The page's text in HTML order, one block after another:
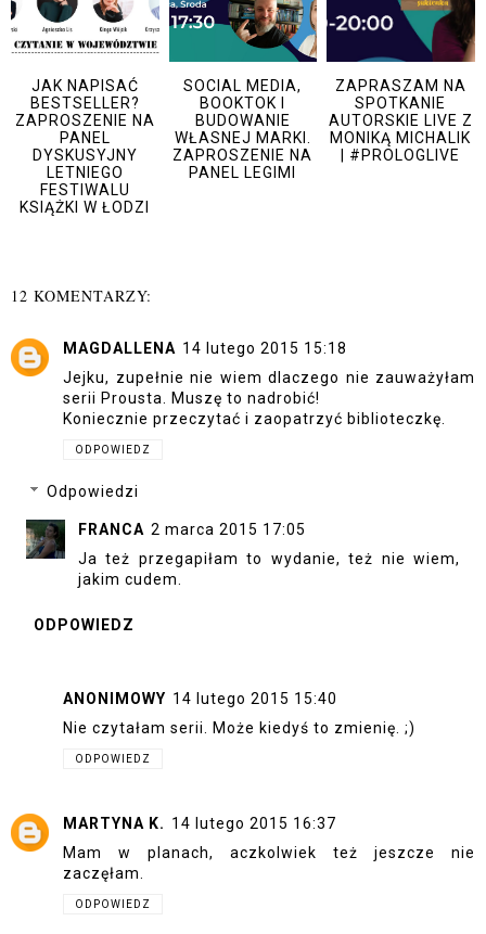
JAK NAPISAĆ
BESTSELLER?
ZAPROSZENIE NA
PANEL
DYSKUSYJNY
LETNIEGO
FESTIWALU
KSIĄŻKI W ŁODZI
SOCIAL MEDIA,
BOOKTOK I
BUDOWANIE
WŁASNEJ MARKI.
ZAPROSZENIE NA
PANEL LEGIMI
ZAPRASZAM NA
SPOTKANIE
AUTORSKIE LIVE Z
MONIKĄ MICHALIK
| #PROLOGLIVE
12 KOMENTARZY:
MAGDALLENA 14 lutego 2015 15:18
Jejku, zupełnie nie wiem dlaczego nie zauważyłam
serii Prousta. Muszę to nadrobić!
Koniecznie przeczytać i zaopatrzyć biblioteczkę.
ODPOWIEDZ
Odpowiedzi
FRANCA 2 marca 2015 17:05
Ja też przegapiłam to wydanie, też nie wiem,
jakim cudem.
ODPOWIEDZ
ANONIMOWY 14 lutego 2015 15:40
Nie czytałam serii. Może kiedyś to zmienię. ;)
ODPOWIEDZ
MARTYNA K. 14 lutego 2015 16:37
Mam w planach, aczkolwiek też jeszcze nie
zaczęłam.
ODPOWIEDZ